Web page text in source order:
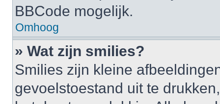
BBCode mogelijk.
Omhoog
» Wat zijn smilies?
Smilies zijn kleine
gevoelstoestand uit te